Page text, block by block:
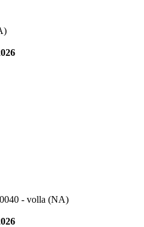
- volla (NA)